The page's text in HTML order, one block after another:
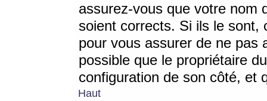
assurez-vous que votre nom
soient corrects. Si ils le sont,
pour vous assurer de ne pas
possible que le propriétaire
configuration de son côté, et
Haut